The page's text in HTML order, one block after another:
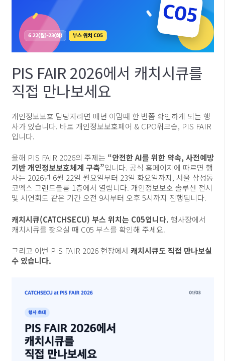
PIS FAIR 2026에서 캐치시큐를
직접 만나보세요
개인정보보호 담당자라면 매년 이맘때 한 번쯤 확인하게 되는 행
사가 있습니다. 바로 개인정보보호페어 & CPO워크숍, PIS FAIR
입니다.
올해 PIS FAIR 2026의 주제는 “안전한 AI를 위한 약속, 사전예방
기반 개인정보보호체계 구축”입니다. 공식 홈페이지에 따르면 행
사는 2026년 6월 22일 월요일부터 23일 화요일까지, 서울 삼성동
코엑스 그랜드볼룸 1층에서 열립니다. 개인정보보호 솔루션 전시
및 시연회도 같은 기간 오전 9시부터 오후 5시까지 진행됩니다.
캐치시큐(CATCHSECU) 부스 위치는 C05입니다. 행사장에서
캐치시큐를 찾으실 때 C05 부스를 확인해 주세요.
그리고 이번 PIS FAIR 2026 현장에서 캐치시큐도 직접 만나보실
수 있습니다.